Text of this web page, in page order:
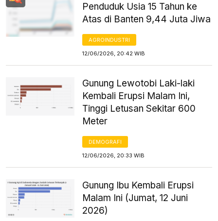
Penduduk Usia 15 Tahun ke
Atas di Banten 9,44 Juta Jiwa
AGROINDUSTRI
12/06/2026, 20:42 WIB
Gunung Lewotobi Laki-laki
Kembali Erupsi Malam Ini,
Tinggi Letusan Sekitar 600
Meter
DEMOGRAFI
12/06/2026, 20:33 WIB
Gunung Ibu Kembali Erupsi
Malam Ini (Jumat, 12 Juni
2026)